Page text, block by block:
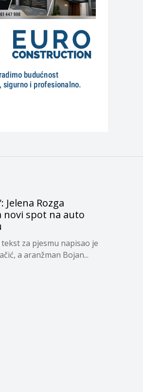
Jelena Rozga
novi spot na auto
za pjesmu napisao je
a aranžman Bojan...